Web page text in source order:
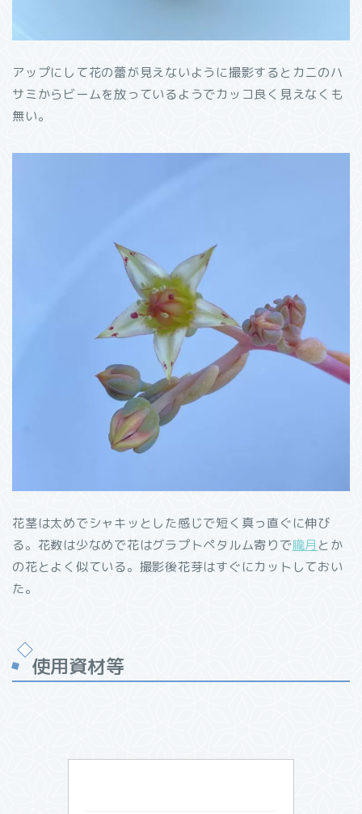
アップにして花の蕾が見えないように撮影するとカニのハ
サミからビームを放っているようでカッコ良く見えなくも
無い。
花茎は太めでシャキッとした感じで短く真っ直ぐに伸び
る。花数は少なめで花はグラプトペタルム寄りで朧月 とか
の花とよく似ている。撮影後花芽はすぐにカットしておい
た。
使用資材等